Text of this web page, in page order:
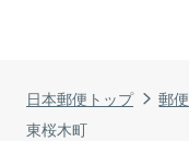
日本郵便トップ 郵
東桜木町